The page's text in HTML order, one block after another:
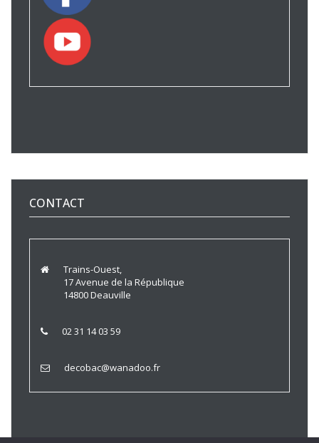
CONTACT
Trains-Ouest,
17 Avenue de la République
14800 Deauville
02 31 14 03 59
decobac@wanadoo.fr